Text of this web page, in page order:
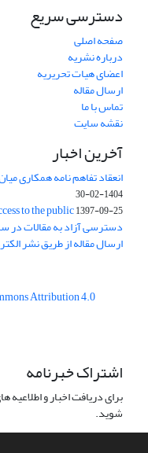
دسترسی سریع
صفحه اصلی
درباره نشریه
اعضای هیات تحریریه
ارسال مقاله
تماس با ما
نقشه سایت
آخرین اخبار
انعقاد تفاهم نامه همکاری
1404-02-30
to the public1397-09-25
دسترسی آزاد به مقالات در
ارسال مقاله از طریق نشر
Attribution 4.0
اشتراک خبرنامه
برای دریافت اخبار و
شوید.